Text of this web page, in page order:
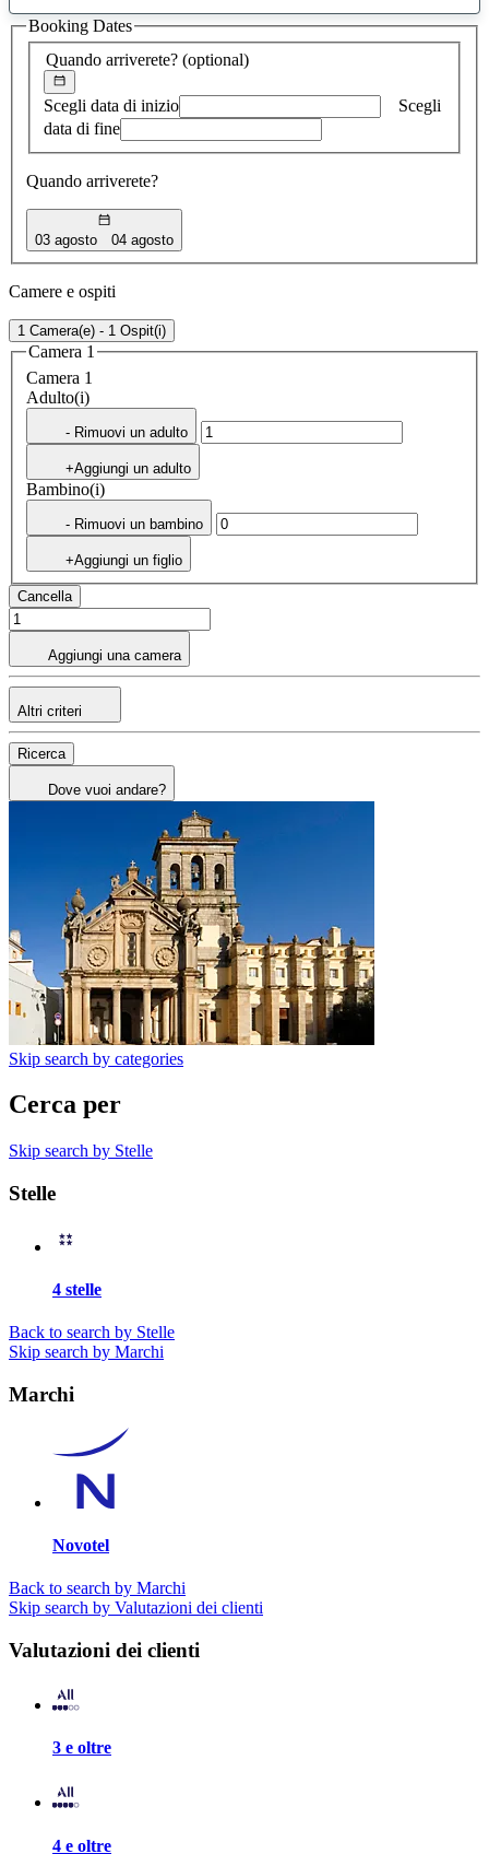
suggerimento
trovato
Quando arriverete? (optional)
Scegli data di inizio
Scegli
data di fine
Quando arriverete?
03 agosto 04 agosto
Booking Dates
Camere e ospiti
1 Camera(e) - 1 Ospit(i)
Camera 1
Camera 1
Adulto(i)
- Rimuovi un adulto
+Aggiungi un adulto
Bambino(i)
- Rimuovi un bambino
+Aggiungi un figlio
Cancella
Aggiungi una camera
Altri criteri
Ricerca
Dove vuoi andare?
Skip search by categories
Cerca per
Skip search by Stelle
Stelle
4 stelle
Back to search by Stelle
Skip search by Marchi
Marchi
Novotel
Back to search by Marchi
Skip search by Valutazioni dei clienti
Valutazioni dei clienti
3 e oltre
4 e oltre